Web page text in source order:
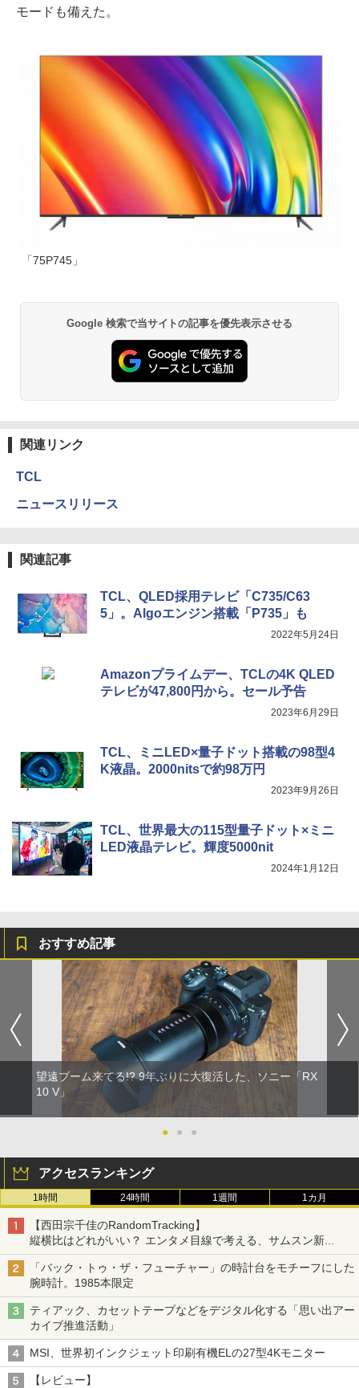
モードも備えた。
「75P745」
Google 検索で当サイトの記事を優先表示させる
関連リンク
TCL
ニュースリリース
関連記事
TCL、QLED採用テレビ「C735/C63
5」。Algoエンジン搭載「P735」も
2022年5月24日
Amazonプライムデー、TCLの4K QLED
テレビが47,800円から。セール予告
2023年6月29日
TCL、ミニLED×量子ドット搭載の98型4
K液晶。2000nitsで約98万円
2023年9月26日
TCL、世界最大の115型量子ドット×ミニ
LED液晶テレビ。輝度5000nit
2024年1月12日
おすすめ記事
望遠ブーム来てる!? 9年ぶりに大復活した、ソニー「RX
10 V」
● ● ●
アクセスランキング
1時間 24時間 1週間 1カ月
【西田宗千佳のRandomTracking】
縦横比はどれがいい？ エンタメ目線で考える、サムスン新
「Galaxy Z Fold」
「バック・トゥ・ザ・フューチャー」の時計台をモチーフにした
腕時計。1985本限定
ティアック、カセットテープなどをデジタル化する「思い出アー
カイブ推進活動」
MSI、世界初インクジェット印刷有機ELの27型4Kモニター
【レビュー】